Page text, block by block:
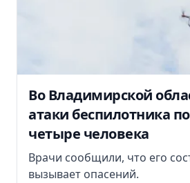
Во Владимирской
атаки беспилотника
четыре человека
Врачи сообщили, что его
вызывает опасений.